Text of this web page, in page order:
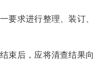
要求进行整理、装订、
束后，应将清查结果向